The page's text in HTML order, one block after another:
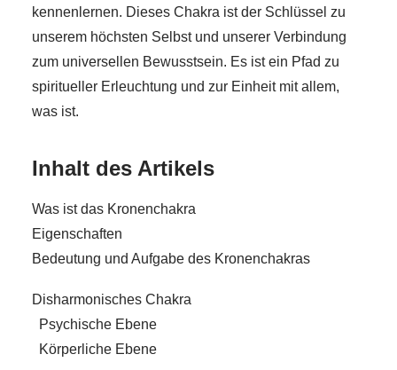
kennenlernen. Dieses Chakra ist der Schlüssel zu
unserem höchsten Selbst und unserer Verbindung
zum universellen Bewusstsein. Es ist ein Pfad zu
spiritueller Erleuchtung und zur Einheit mit allem,
was ist.
Inhalt des Artikels
Was ist das Kronenchakra
Eigenschaften
Bedeutung und Aufgabe des Kronenchakras
Disharmonisches Chakra
Psychische Ebene
Körperliche Ebene